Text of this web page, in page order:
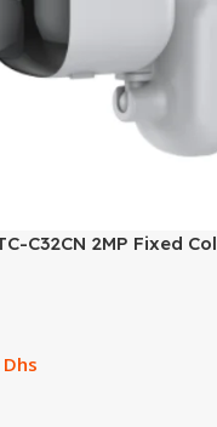
C32CN 2MP Fixed
Dhs